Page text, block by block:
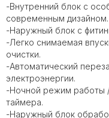
-Внутренний блок с
современным дизайном.
-Наружный блок с
-Легко снимаемая
очистки.
-Автоматический
электроэнергии.
-Ночной режим работы
таймера.
-Наружный блок